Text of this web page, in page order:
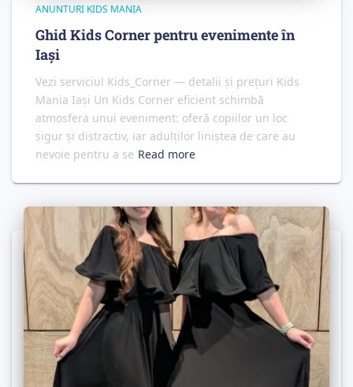
ANUNTURI KIDS MANIA
Ghid Kids Corner pentru evenimente în
Iași
Vezi serviciul Kids_Corner — detalii și prețuri Kids
Mania Iași Un Kids Corner eficient schimbă
atmosfera unui eveniment: oferă copiilor un loc
sigur și distractiv, iar adulților liniștea de care au
nevoie pentru a se Read more